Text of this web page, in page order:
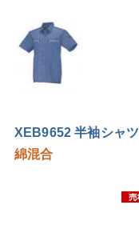
XEB9652 半袖シャ
綿混合